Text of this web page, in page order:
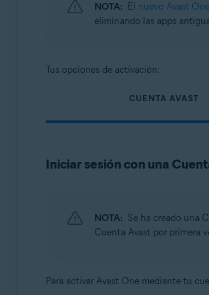
NOTA: El nuevo Avast
eliminando las apps
Tus opciones de activación:
CUENTA AVAST
Iniciar sesión con una
NOTA: Se ha creado una
Cuenta Avast por primera
Para activar Avast One mediante tu